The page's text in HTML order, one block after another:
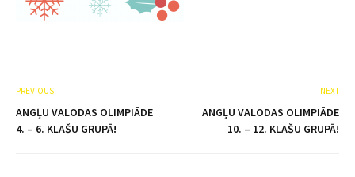
PREVIOUS
ANGĻU VALODAS OLIMPIĀDE
4. – 6. KLAŠU GRUPĀ!
NEXT
ANGĻU VALODAS OLIMPIĀDE
10. – 12. KLAŠU GRUPĀ!